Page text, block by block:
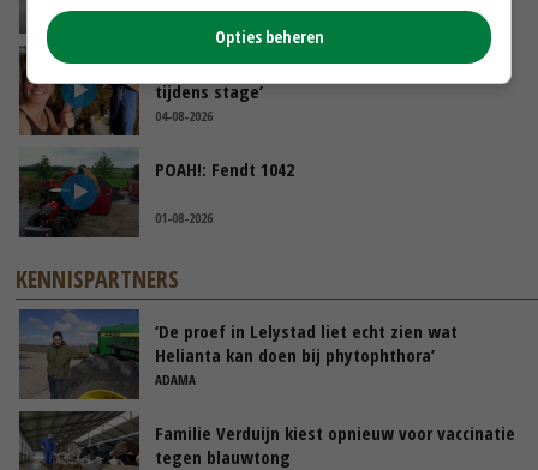
GISTEREN, 12:00
Danique in Canada: ‘Superveel schik gehad
tijdens stage’
04-08-2026
POAH!: Fendt 1042
01-08-2026
KENNISPARTNERS
‘De proef in Lelystad liet echt zien wat
Helianta kan doen bij phytophthora’
ADAMA
Familie Verduijn kiest opnieuw voor vaccinatie
tegen blauwtong
Opties beheren